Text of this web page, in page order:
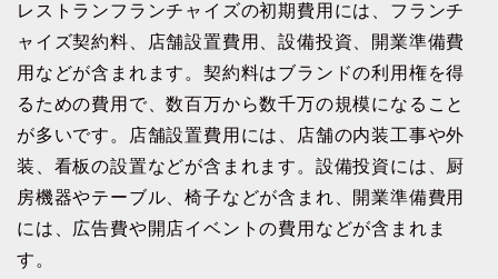
レストランフランチャイズの初期費用には、フランチ
ャイズ契約料、店舗設置費用、設備投資、開業準備費
用などが含まれます。契約料はブランドの利用権を得
るための費用で、数百万から数千万の規模になること
が多いです。店舗設置費用には、店舗の内装工事や外
装、看板の設置などが含まれます。設備投資には、厨
房機器やテーブル、椅子などが含まれ、開業準備費用
には、広告費や開店イベントの費用などが含まれま
す。